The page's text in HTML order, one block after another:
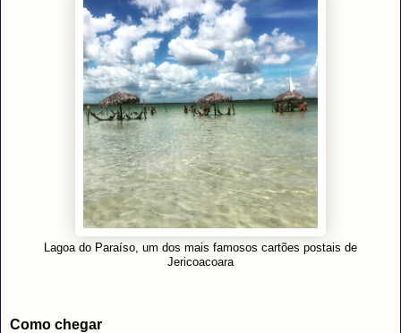
Lagoa do Paraíso, um dos mais famosos cartões postais de
Jericoacoara
Como chegar